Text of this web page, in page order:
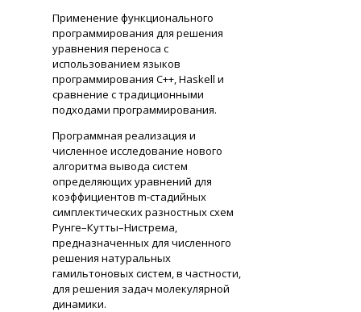
Применение функционального
программирования для решения
уравнения переноса с
использованием языков
программирования С++, Haskell и
сравнение с традиционными
подходами программирования.
Программная реализация и
численное исследование нового
алгоритма вывода систем
определяющих уравнений для
коэффициентов m-стадийных
симплектических разностных схем
Рунге–Кутты–Нистрема,
предназначенных для численного
решения натуральных
гамильтоновых систем, в частности,
для решения задач молекулярной
динамики.